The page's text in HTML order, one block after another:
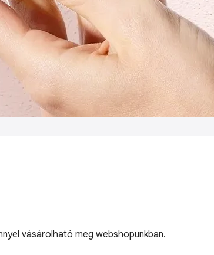
vásárolható meg webshopunkban.